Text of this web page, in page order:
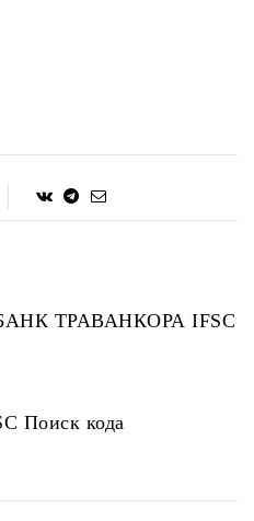
ТРАВАНКОРА IFSC
Поиск кода